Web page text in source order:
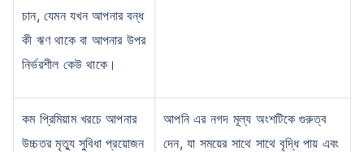
চান, যেমন যখন আপনার বন্ধ
কী ঋণ থাকে বা আপনার উপর
নির্ভরশীল কেউ থাকে।
কম প্রিমিয়াম খরচে আপনার
উচ্চতর মৃত্যু সুবিধা প্রয়োজন
আপনি এর নগদ মূল্য অংশটিকে গুরুত্ব
দেন, যা সময়ের সাথে সাথে বৃদ্ধি পায় এবং